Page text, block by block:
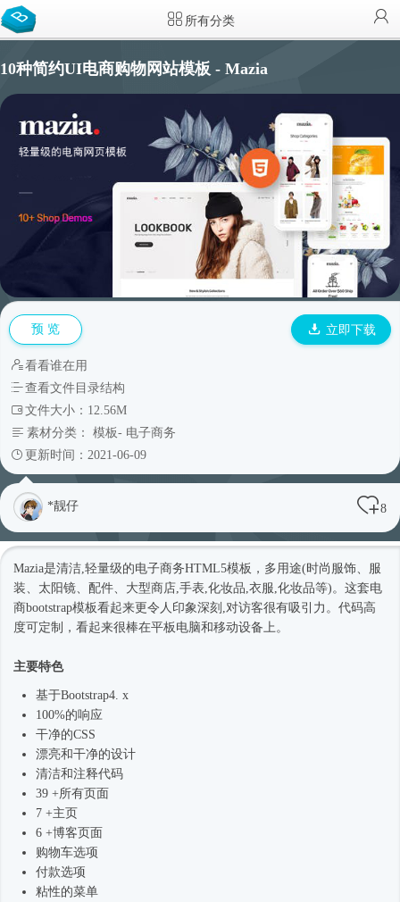
所有分类
10种简约UI电商购物网站模板 - Mazia
预 览 立即下载
看看谁在用
查看文件目录结构
文件大小：12.56M
素材分类： 模板- 电子商务
更新时间：2021-06-09
*靓仔 8
Mazia是清洁,轻量级的电子商务HTML5模板 ，多用途(时尚 服饰、服
装、太阳镜、配件、大型商店,手表,化妆品,衣服,化妆品等)。这套电
商bootstrap模板看起来更令人印象深刻,对访客很有吸引力。代码高
度可定制，看起来很棒在平板电脑和移动设备上。
主要特色
基于Bootstrap4 . x
100%的响应
干净的CSS
漂亮和干净的设计
清洁和注释代码
39 +所有页面
7 +主页
6 +博客页面
购物车选项
付款选项
粘性的菜单